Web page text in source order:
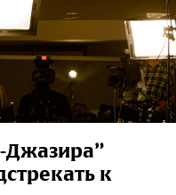
Джазира”
к